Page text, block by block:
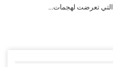
التضخم السنوي لمنطقة اليورو..